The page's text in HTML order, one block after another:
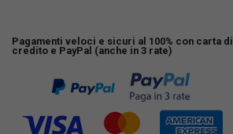
Pagamenti veloci e sicuri al 100% con carta di
credito e PayPal (anche in 3 rate)